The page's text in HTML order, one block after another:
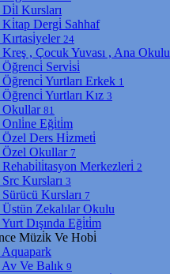
Di̇l Kursları
Ki̇tap Dergi̇ Sahhaf
Kırtasi̇yeler 24
Kreş , Çocuk Yuvası , Ana Okulu
Öğrenci̇ Servi̇si̇
Öğrenci̇ Yurtları Erkek 1
Öğrenci̇ Yurtları Kız 3
Okullar 81
Onli̇ne Eği̇ti̇m
Özel Ders Hi̇zmeti̇
Özel Okullar 7
Rehabi̇li̇tasyon Merkezleri̇ 2
Src Kursları 3
Sürücü Kursları 7
Üstün Zekalılar Okulu
Yurt Dışında Eği̇ti̇m
Müzi̇k Ve Hobi̇
Aquapark
Av Ve Balık 9